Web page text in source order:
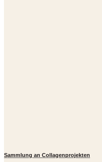
Sammlung an Collagenprojekten